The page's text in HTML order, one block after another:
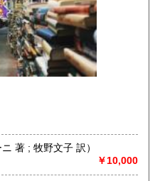
鹿児島県
訪はご遠慮下さいませ。
無ければ）ご注文者名義の
インボイス登録番号が入っ
来ません。
F.マライーニ 著 ; 牧野文子 訳）
￥10,000